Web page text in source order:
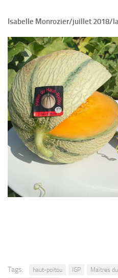
Isabelle Monrozier/juillet 2018/
Tags: haut-poitou IGP Maîtres